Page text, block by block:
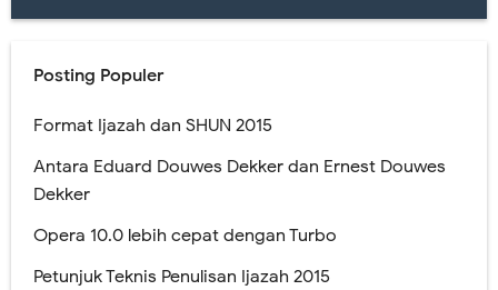
Posting Populer
Format Ijazah dan SHUN 2015
Antara Eduard Douwes Dekker dan Ernest Douwes
Dekker
Opera 10.0 lebih cepat dengan Turbo
Petunjuk Teknis Penulisan Ijazah 2015